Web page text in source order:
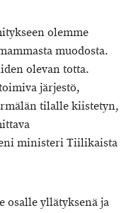
olemme
muodosta.
olevan totta.
järjestö,
tilalle kiistetyn,
ministeri Tiilikaista
yllätyksenä ja